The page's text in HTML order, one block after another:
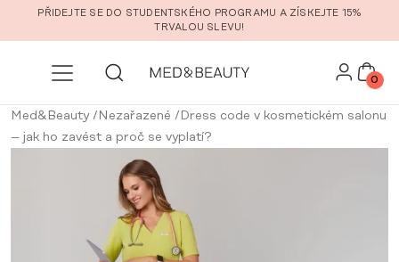
Přeskočit na hlavní obsah
PŘIDEJTE SE DO STUDENTSKÉHO PROGRAMU A ZÍSKEJTE 15%
TRVALOU SLEVU!
0
Med&Beauty/ Nezařazené / Dress code v kosmetickém salonu
– jak ho zavést a proč se vyplatí?